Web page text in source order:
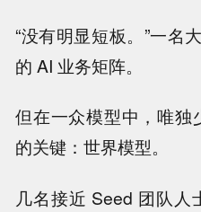
“没有明显短板。”一名
的 AI 业务矩阵。
但在一众模型中，唯独
的关键：世界模型。
几名接近 Seed 团队人